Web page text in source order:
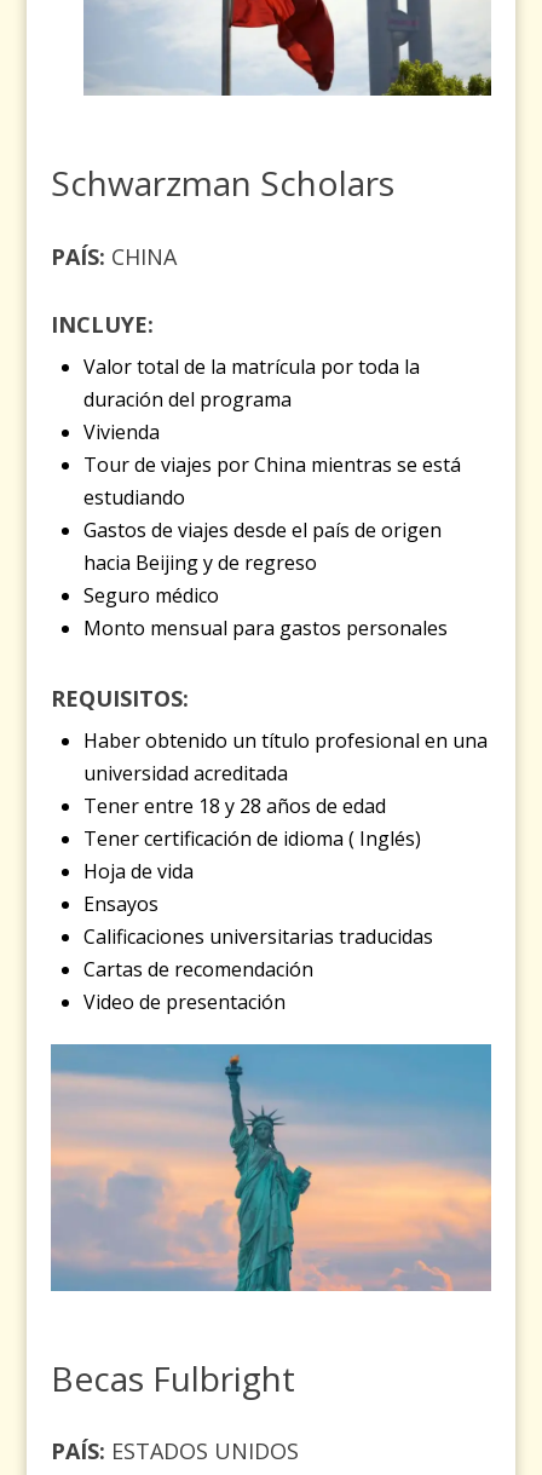
Schwarzman Scholars
PAÍS: CHINA
INCLUYE:
Valor total de la matrícula por toda la
duración del programa
Vivienda
Tour de viajes por China mientras se está
estudiando
Gastos de viajes desde el país de origen
hacia Beijing y de regreso
Seguro médico
Monto mensual para gastos personales
REQUISITOS:
Haber obtenido un título profesional en una
universidad acreditada
Tener entre 18 y 28 años de edad
Tener certificación de idioma ( Inglés)
Hoja de vida
Ensayos
Calificaciones universitarias traducidas
Cartas de recomendación
Video de presentación
Becas Fulbright
PAÍS: ESTADOS UNIDOS